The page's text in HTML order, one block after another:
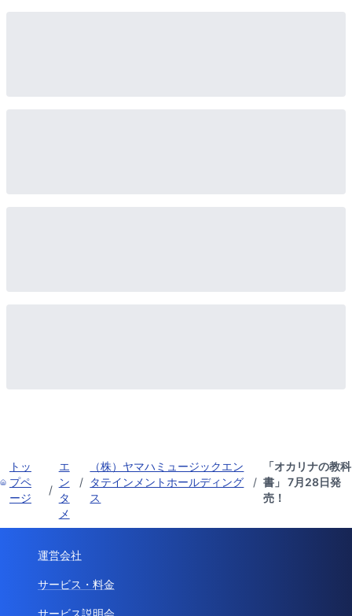
トッ
プペ
ージ
/
エ
ン
タ
メ
/
（株）ヤマハミュージックエン
タテインメントホールディング
ス
/
「オカリナの教科
書」 7月28日発
売！
運営会社
サービス・料金
サービス説明会